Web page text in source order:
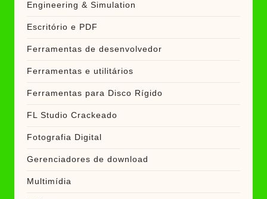
Engineering & Simulation
Escritório e PDF
Ferramentas de desenvolvedor
Ferramentas e utilitários
Ferramentas para Disco Rígido
FL Studio Crackeado
Fotografia Digital
Gerenciadores de download
Multimídia